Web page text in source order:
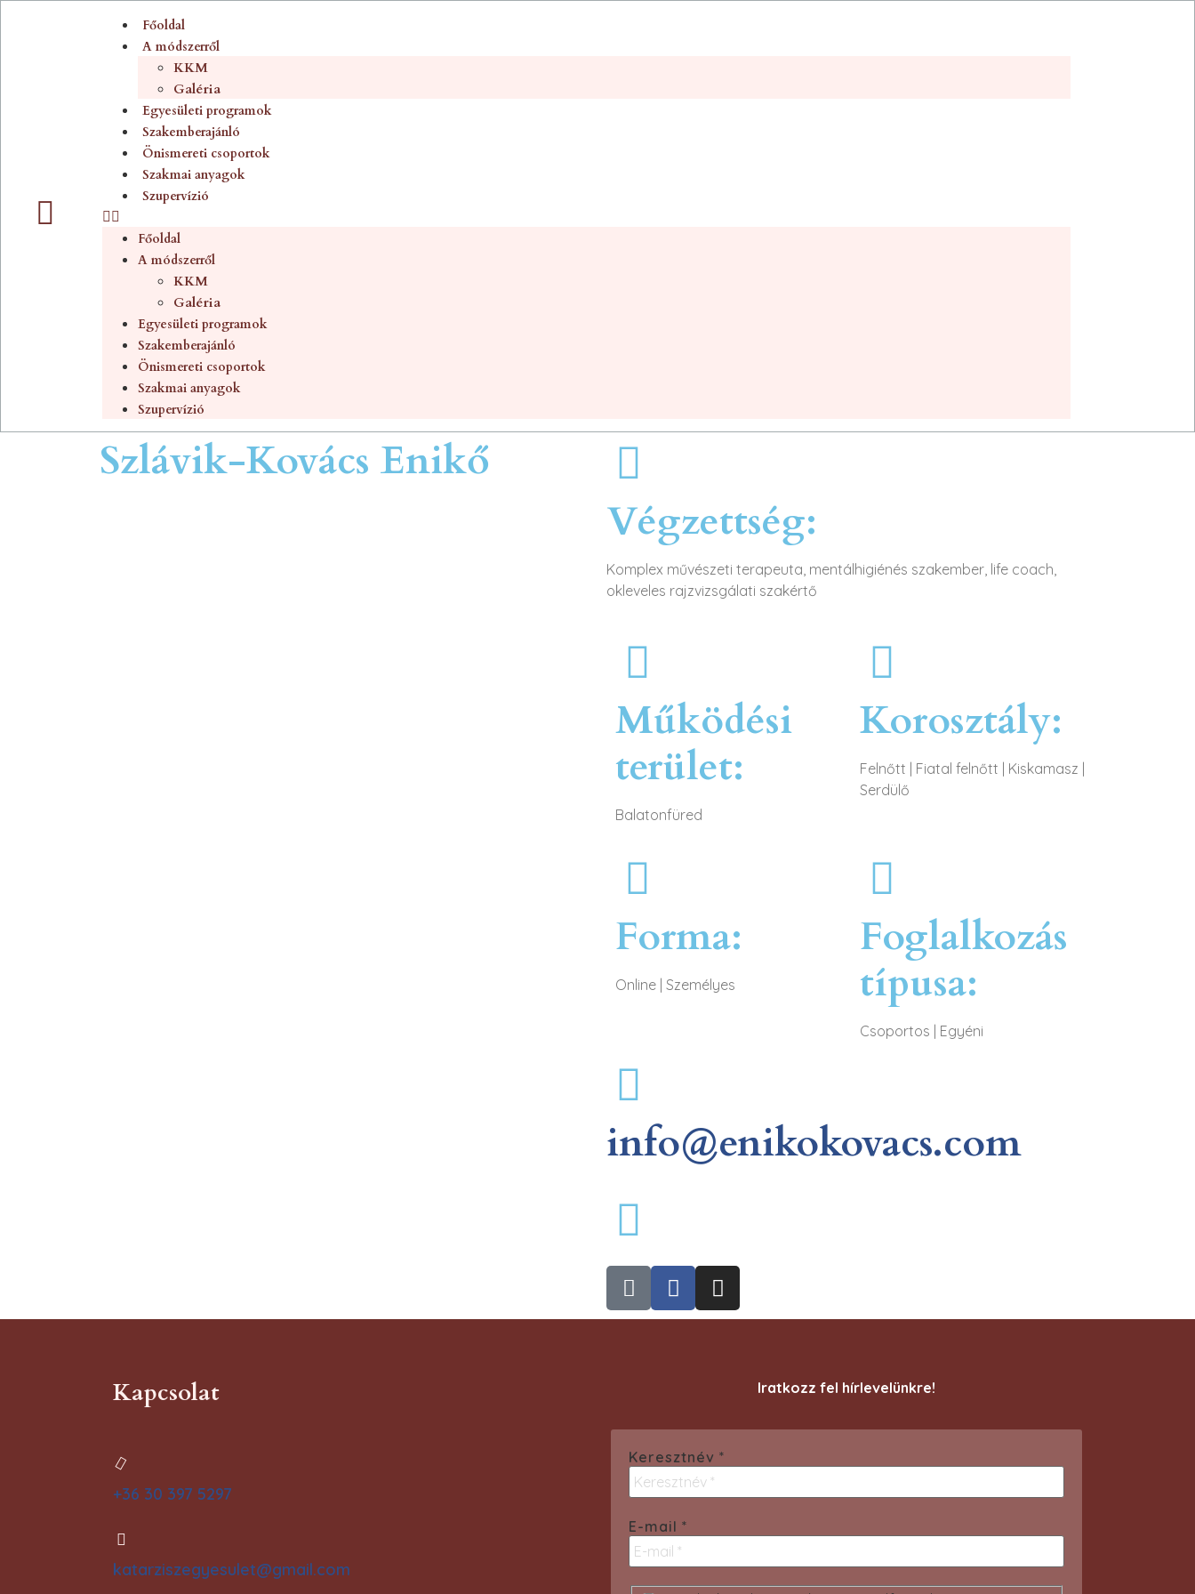
Főoldal
A módszerről
KKM
Galéria
Egyesületi programok
Szakemberajánló
Önismereti csoportok
Szakmai anyagok
Szupervízió
Főoldal
A módszerről
KKM
Galéria
Egyesületi programok
Szakemberajánló
Önismereti csoportok
Szakmai anyagok
Szupervízió
Szlávik-Kovács Enikő
Végzettség:
Komplex művészeti terapeuta, mentálhigiénés szakember, life coach,
okleveles rajzvizsgálati szakértő
Működési
terület:
Balatonfüred
Korosztály:
Felnőtt Fiatal felnőtt Kiskamasz
Serdülő
Forma:
Online | Személyes
Foglalkozás
típusa:
Csoportos | Egyéni
info@enikokovacs.com
Kapcsolat
+36 30 397 5297
katarziszegyesulet@gmail.com
Iratkozz fel hírlevelünkre!
Keresztnév *
E-mail *